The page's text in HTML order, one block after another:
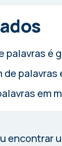
palavras é
palavras
em
encontrar